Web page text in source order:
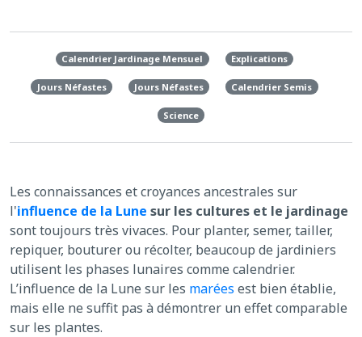
Calendrier Jardinage Mensuel Explications
Jours Néfastes Jours Néfastes Calendrier Semis
Science
Les connaissances et croyances ancestrales sur
l'influence de la Lune sur les cultures et le jardinage
sont toujours très vivaces. Pour planter, semer, tailler,
repiquer, bouturer ou récolter, beaucoup de jardiniers
utilisent les phases lunaires comme calendrier.
L’influence de la Lune sur les marées est bien établie,
mais elle ne suffit pas à démontrer un effet comparable
sur les plantes.